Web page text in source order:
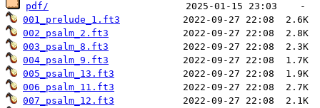
pdf/
001_prelude_1.ft3
002_psalm_2.ft3
003_psalm_8.ft3
004_psalm_9.ft3
005_psalm_13.ft3
006_psalm_11.ft3
007_psalm_12.ft3